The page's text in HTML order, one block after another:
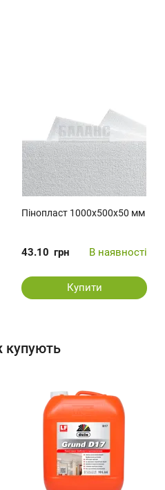
Пінопласт 1000x500x50 мм
43.10 грн В наявності
Купити
купують